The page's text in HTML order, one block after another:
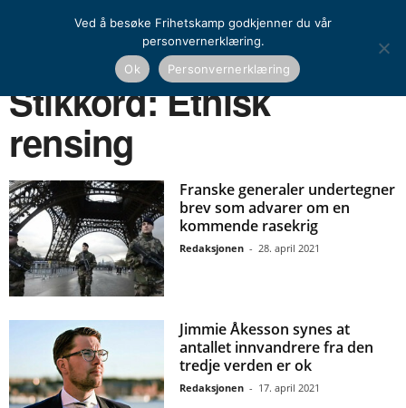
Etnisk rensing
Stikkord: Etnisk
rensing
Franske generaler undertegner
brev som advarer om en
kommende rasekrig
Redaksjonen - 28. april 2021
Jimmie Åkesson synes at
antallet innvandrere fra den
tredje verden er ok
Redaksjonen - 17. april 2021
Ved å besøke Frihetskamp godkjenner du vår
personvernerklæring.
Ok
Personvernerklæring